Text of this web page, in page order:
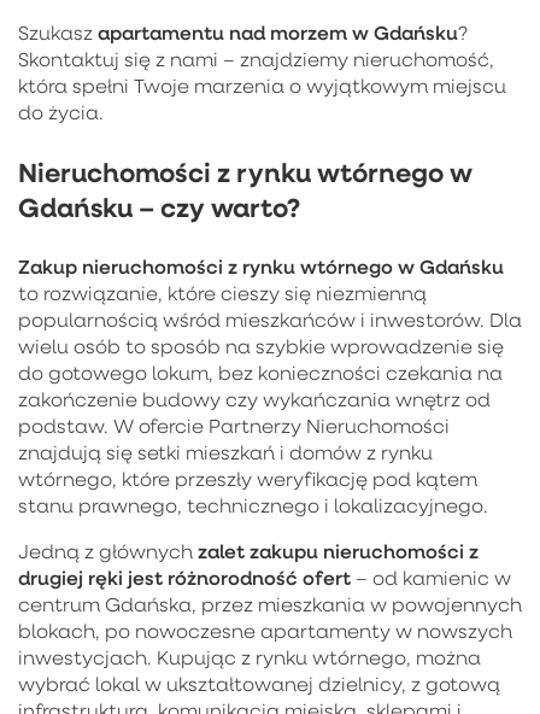
Szukasz apartamentu nad morzem w Gdańsku?
Skontaktuj się z nami – znajdziemy nieruchomość,
która spełni Twoje marzenia o wyjątkowym miejscu
do życia.
Nieruchomości z rynku wtórnego w
Gdańsku – czy warto?
Zakup nieruchomości z rynku wtórnego w Gdańsku
to rozwiązanie, które cieszy się niezmienną
popularnością wśród mieszkańców i inwestorów. Dla
wielu osób to sposób na szybkie wprowadzenie się
do gotowego lokum, bez konieczności czekania na
zakończenie budowy czy wykańczania wnętrz od
podstaw. W ofercie Partnerzy Nieruchomości
znajdują się setki mieszkań i domów z rynku
wtórnego, które przeszły weryfikację pod kątem
stanu prawnego, technicznego i lokalizacyjnego.
Jedną z głównych zalet zakupu nieruchomości z
drugiej ręki jest różnorodność ofert – od kamienic w
centrum Gdańska, przez mieszkania w powojennych
blokach, po nowoczesne apartamenty w nowszych
inwestycjach. Kupując z rynku wtórnego, można
wybrać lokal w ukształtowanej dzielnicy, z gotową